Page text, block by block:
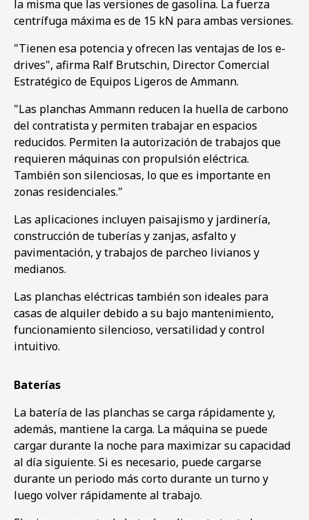
la misma que las versiones de gasolina. La fuerza
centrífuga máxima es de 15 kN para ambas versiones.
"Tienen esa potencia y ofrecen las ventajas de los e-
drives", afirma Ralf Brutschin, Director Comercial
Estratégico de Equipos Ligeros de Ammann.
"Las planchas Ammann reducen la huella de carbono
del contratista y permiten trabajar en espacios
reducidos. Permiten la autorización de trabajos que
requieren máquinas con propulsión eléctrica.
También son silenciosas, lo que es importante en
zonas residenciales."
Las aplicaciones incluyen paisajismo y jardinería,
construcción de tuberías y zanjas, asfalto y
pavimentación, y trabajos de parcheo livianos y
medianos.
Las planchas eléctricas también son ideales para
casas de alquiler debido a su bajo mantenimiento,
funcionamiento silencioso, versatilidad y control
intuitivo.
Baterías
La batería de las planchas se carga rápidamente y,
además, mantiene la carga. La máquina se puede
cargar durante la noche para maximizar su capacidad
al día siguiente. Si es necesario, puede cargarse
durante un periodo más corto durante un turno y
luego volver rápidamente al trabajo.